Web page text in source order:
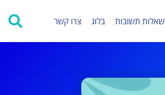
שאלות תשובות בלוג צרו קשר